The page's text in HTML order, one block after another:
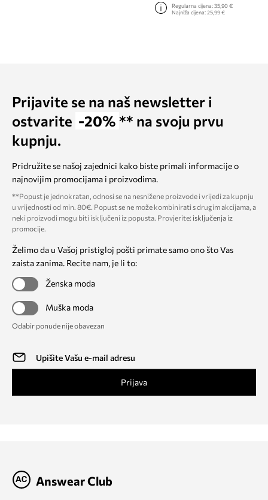
Regularna cijena: 35,90 €
Najniža cijena: 25,99 €
Prijavite se na naš newsletter i
ostvarite -20% ** na svoju prvu
kupnju.
Pridružite se našoj zajednici kako biste primali informacije o
najnovijim promocijama i proizvodima.
**Popust je jednokratan, odnosi se na nesnižene proizvode i vrijedi za kupnju
u vrijednosti od min. 80€. Popust se ne može kombinirati s drugim akcijama, a
neki proizvodi mogu biti isključeni iz popusta. Provjerite: isključenja iz
promocije.
Želimo da u Vašoj pristigloj pošti primate samo ono što Vas
zaista zanima. Recite nam, je li to:
Ženska moda
Muška moda
Odabir ponude nije obavezan
Prijava
Answear Club